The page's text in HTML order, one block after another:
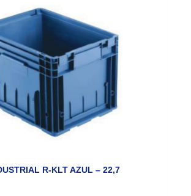
R-KLT AZUL – 22,7